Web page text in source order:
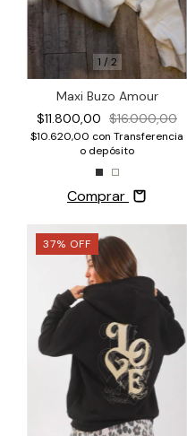
1 / 2
Maxi Buzo Amour
$11.800,00 $16.000,00
$10.620,00 con Transferencia
o depósito
Comprar
37% OFF